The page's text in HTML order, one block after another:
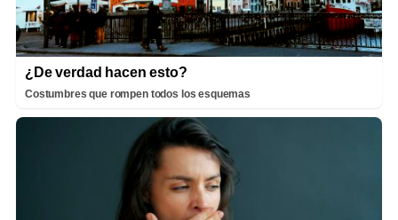
¿De verdad hacen esto?
Costumbres que rompen todos los esquemas